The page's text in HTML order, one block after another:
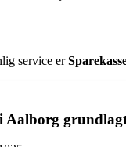
service er
Aalborg